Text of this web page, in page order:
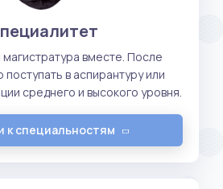
магистратура вместе. После
в аспирантуру или
среднего и высокого уровня.
к специальностям